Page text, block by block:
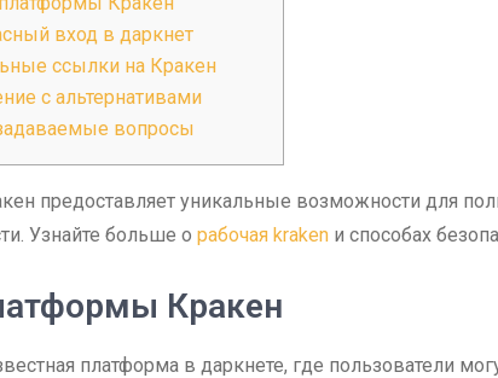
вход в даркнет
ссылки на Кракен
с альтернативами
вопросы
предоставляет уникальные возможности для
Узнайте больше о рабочая kraken и способах
Кракен
платформа в даркнете, где пользователи